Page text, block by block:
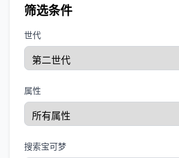
筛选条件
世代
属性
搜索宝可梦